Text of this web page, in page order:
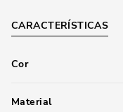
CARACTERÍSTICAS
Cor
Material